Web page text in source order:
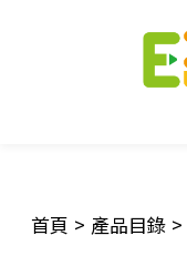
首頁 > 產品目錄 >